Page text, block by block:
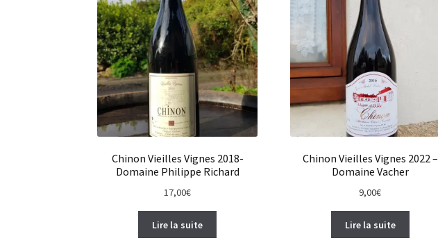
Chinon Vieilles Vignes 2018-
Domaine Philippe Richard
17,00€
Lire la suite
Chinon Vieilles Vignes 2022 –
Domaine Vacher
9,00€
Lire la suite